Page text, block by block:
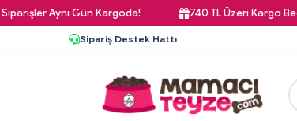
Gün Kargoda! 740 TL Üzeri Kargo Bedava!
Sipariş Destek Hattı